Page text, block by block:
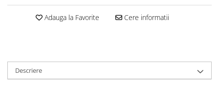
Stickere Walplus ™
Animale
Adauga la Favorite Cere informatii
Descriere